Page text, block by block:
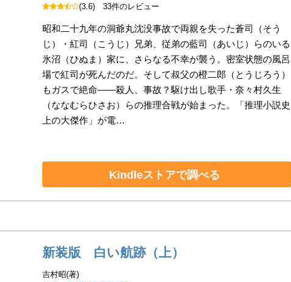
(3.6)33件のレビュー
昭和二十九年の洞爺丸沈没事故で両親を失った蒼司（そう
じ）・紅司（こうじ）兄弟、従弟の藍司（あいじ）らのいる
氷沼（ひぬま）家に、さらなる不幸が襲う。密室状態の風呂
場で紅司が死んだのだ。そして叔父の橙二郎（とうじろう）
もガスで絶命――殺人、事故？駆け出し歌手・奈々村久生
（ななむらひさお）らの推理合戦が始まった。「推理小説史
上の大傑作」が電…
Kindleストアで調べる
新装版 白い航跡（上）
吉村昭(著)